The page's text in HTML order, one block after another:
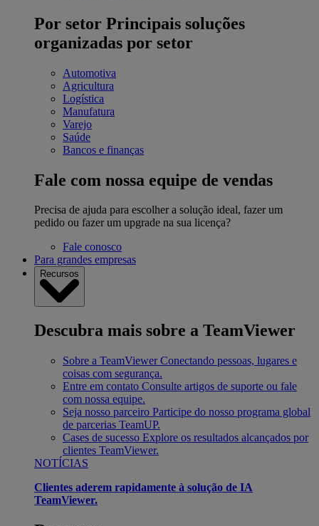
Por setor Principais soluções
organizadas por setor
Automotiva
Agricultura
Logística
Manufatura
Varejo
Saúde
Bancos e finanças
Fale com nossa equipe de vendas
Precisa de ajuda para escolher a solução ideal, fazer um
pedido ou fazer um upgrade na sua licença?
Fale conosco
Para grandes empresas
Recursos
Descubra mais sobre a TeamViewer
Sobre a TeamViewer Conectando pessoas, lugares e
coisas com segurança.
Entre em contato Consulte artigos de suporte ou fale
com nossa equipe.
Seja nosso parceiro Participe do nosso programa global
de parcerias TeamUP.
Cases de sucesso Explore os resultados alcançados por
clientes TeamViewer.
NOTÍCIAS
Clientes aderem rapidamente à solução de IA
TeamViewer.